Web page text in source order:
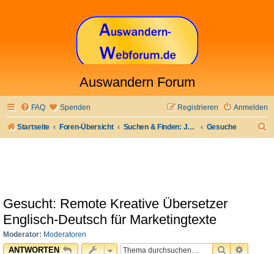
Auswandern Forum
FAQ Spenden Anmelden
Registrieren
Startseite Foren-Übersicht Suchen & Finden: Jobs & Arbeit und anderes Gesuche
Gesucht: Remote Kreative Übersetzer
Englisch-Deutsch für Marketingtexte
Moderator: Moderatoren
ANTWORTEN SUCHE